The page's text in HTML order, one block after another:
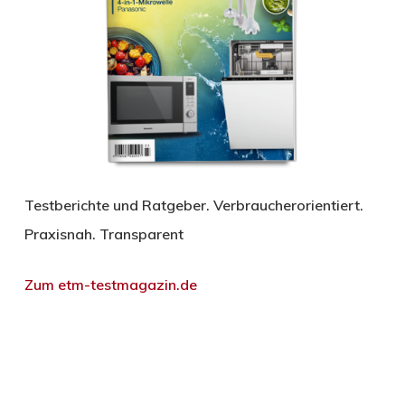
Testberichte und Ratgeber. Verbraucherorientiert.
Praxisnah. Transparent
Zum etm-testmagazin.de